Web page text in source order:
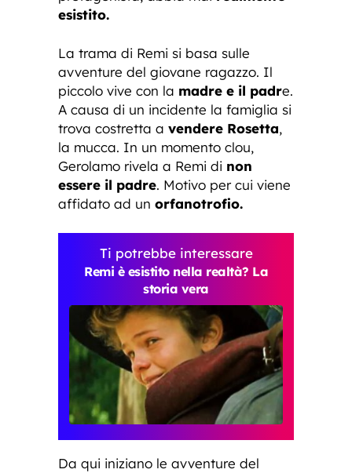
esistito.
La trama di Remi si basa sulle
avventure del giovane ragazzo. Il
piccolo vive con la madre e il padre.
A causa di un incidente la famiglia si
trova costretta a vendere Rosetta,
la mucca. In un momento clou,
Gerolamo rivela a Remi di non
essere il padre. Motivo per cui viene
affidato ad un orfanotrofio.
Ti potrebbe interessare
Remi è esistito nella realtà? La
storia vera
Da qui iniziano le avventure del